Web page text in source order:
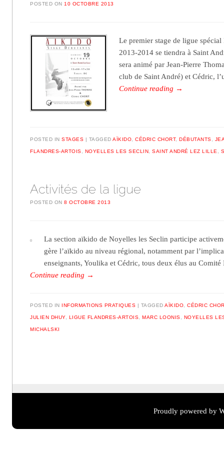
POSTED ON 10 OCTOBRE 2013
Le premier stage de ligue
2013-2014 se tiendra à Saint
sera animé par Jean-Pierre
club de Saint André) et Cédric,
Continue reading →
POSTED INSTAGES TAGGEDAÏKIDO,CÉDRIC CHORT,DÉBUTANTS,
FLANDRES-ARTOIS, NOYELLES LES SECLIN,SAINT ANDRÉ LEZ LILLE,
Activités de la ligue
POSTED ON8 OCTOBRE 2013
La section aïkido de Noyelles les Seclin participe
gère l’aïkido au niveau régional, notamment par
enseignants, Youlika et Cédric, tous deux élus au
Continue reading →
POSTED IN INFORMATIONS PRATIQUES TAGGEDAÏKIDO ,CÉDRIC
JULIEN DHUY, LIGUE FLANDRES-ARTOIS ,MARC LOONIS NOYELLES
MICHALSKI
Proudly powered by